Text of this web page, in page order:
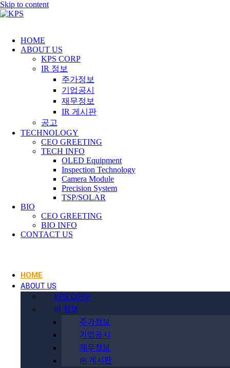
Skip to content
HOME
ABOUT US
KPS CORP
IR 정보
주가정보
기업공시
재무정보
IR 게시판
공고
TECHNOLOGY
CEO GREETING
TECH INFO
OLED Equipment
Inspection Technology
Camera Module
Precision System
TSP/SOLAR
BIO
CEO GREETING
BIO INFO
CONTACT US
HOME
ABOUT US
KPS CORP
IR 정보
주가정보
기업공시
재무정보
IR 게시판